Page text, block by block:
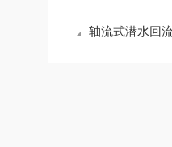
轴流式潜水回流泵主